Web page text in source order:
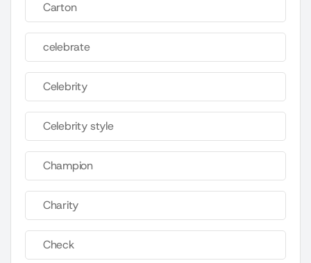
Carton
celebrate
Celebrity
Celebrity style
Champion
Charity
Check